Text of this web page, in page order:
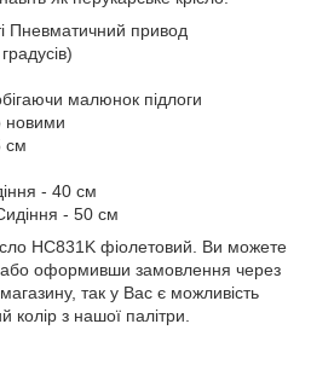
Пневматичний привод
малюнок підлоги
новими
см
- 40 см
- 50 см
HC831K фіолетовий. Ви можете
оформивши замовлення через
так у Вас є можливість
колір з нашої палітри.